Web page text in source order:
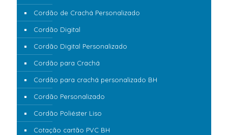
Cordão de Crachá Personalizado
Cordão Digital
Cordão Digital Personalizado
Cordão para Crachá
Cordão para crachá personalizado BH
Cordão Personalizado
Cordão Poliéster Liso
Cotação cartão PVC BH